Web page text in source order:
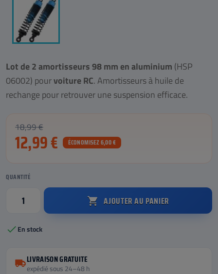
Lot de 2 amortisseurs 98 mm en aluminium (HSP
06002) pourvoiture RC. Amortisseurs à huile de
rechange pour retrouver une suspension efficace.
18,99 €
12,99 € ÉCONOMISEZ 6,00 €
QUANTITÉ
 AJOUTER AU PANIER
En stock
LIVRAISON GRATUITE
expédié sous 24–48 h